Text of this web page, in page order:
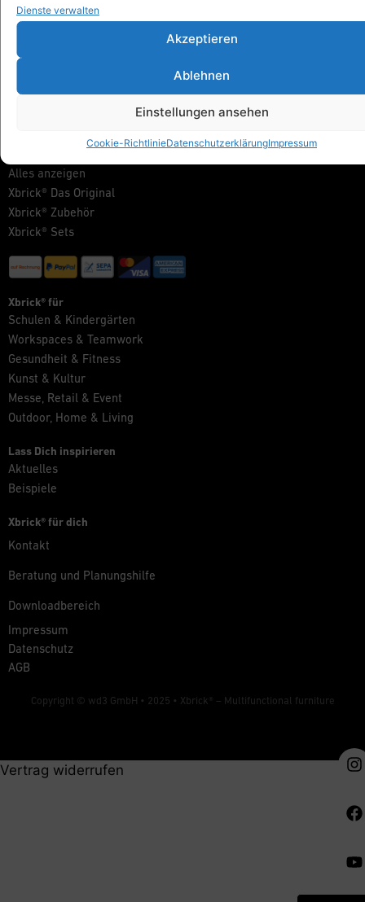
Dienste verwalten
Akzeptieren
Ablehnen
Einstellungen ansehen
Cookie-RichtlinieDatenschutzerklärungImpressum
70174 Stuttgart
+49 711 284 977 20
Alles anzeigen
Xbrick® Das Original
Xbrick® Zubehör
Xbrick® Sets
Xbrick® für
Schulen & Kindergärten
Workspaces & Teamwork
Gesundheit & Fitness
Kunst & Kultur
Messe, Retail & Event
Outdoor, Home & Living
Lass Dich inspirieren
Aktuelles
Beispiele
Xbrick® für dich
Kontakt
Beratung und Planungshilfe
Downloadbereich
Impressum
Datenschutz
AGB
Copyright © wd3 GmbH • 2025 • Xbrick® – Multifunctional furniture
Vertrag widerrufen